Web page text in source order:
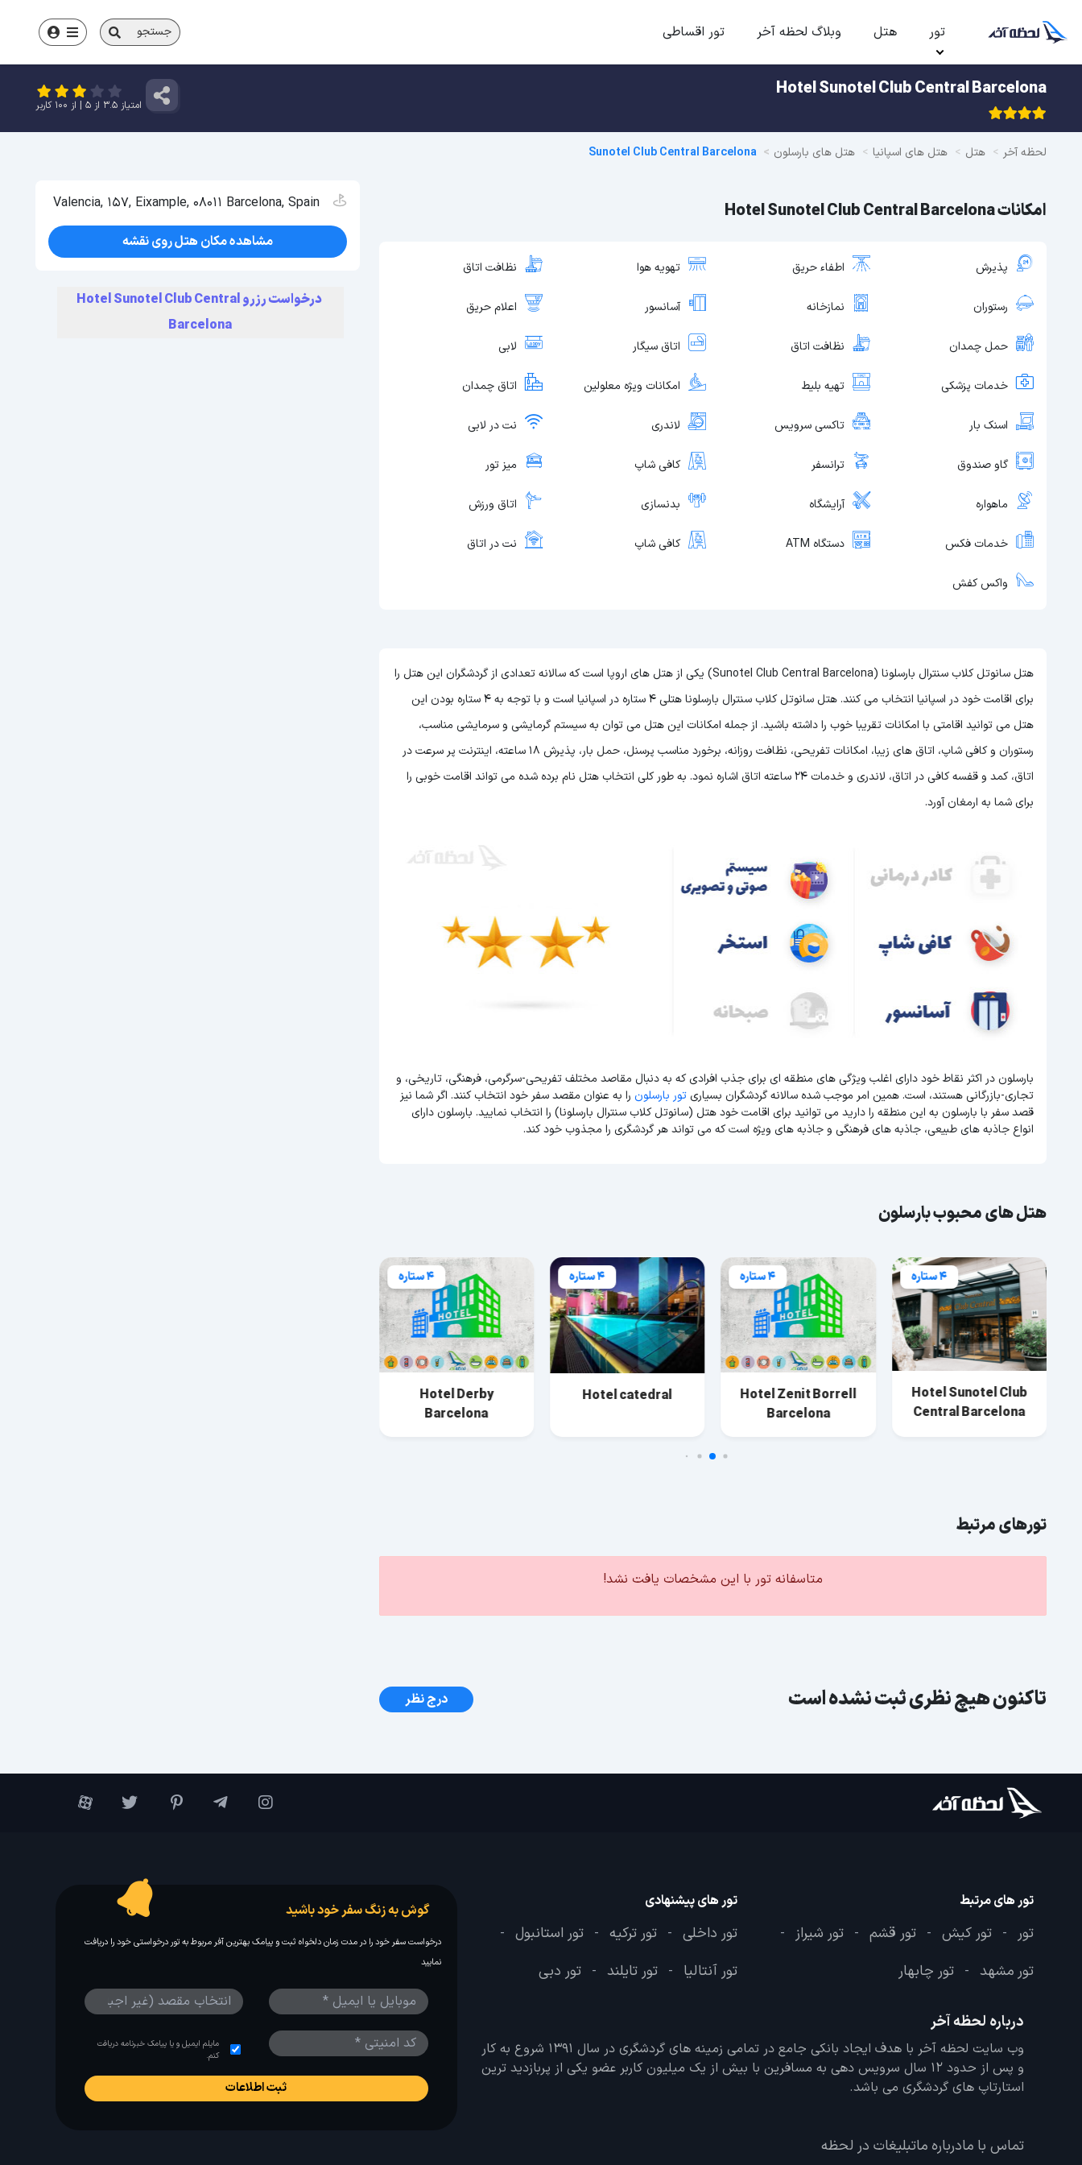
تور هتل وبلاگ لحظه آخر تور اقساطی جستجو
Hotel Sunotel Club Central Barcelona
امتیاز 3.5 از 5 | از 100 کاربر
لحظه آخر هتل هتل های اسپانیا هتل های بارسلون Sunotel Club Central Barcelona
امکانات Hotel Sunotel Club Central Barcelona
پذیرش اطفاء حریق تهویه هوا نظافت اتاق
رستوران نمازخانه آسانسور اعلام حریق
حمل چمدان نظافت اتاق اتاق سیگار لابی
خدمات پزشکی تهیه بلیط امکانات ویژه معلولین اتاق چمدان
اسنک بار تاکسی سرویس لاندری نت در لابی
گاو صندوق ترانسفر کافی شاپ میز تور
ماهواره آرایشگاه بدنسازی اتاق ورزش
خدمات فکس دستگاه ATM کافی شاپ نت در اتاق
واکس کفش
هتل سانوتل کلاب سنترال بارسلونا (Sunotel Club Central Barcelona) یکی از هتل های اروپا است که سالانه تعدادی از گردشگران این هتل را
برای اقامت خود در اسپانیا انتخاب می کنند. هتل سانوتل کلاب سنترال بارسلونا هتلی 4 ستاره در اسپانیا است و با توجه به 4 ستاره بودن این
هتل می توانید اقامتی با امکانات تقریبا خوب را داشته باشید. از جمله امکانات این هتل می توان به سیستم گرمایشی و سرمایشی مناسب،
رستوران و کافی شاپ، اتاق های زیبا، امکانات تفریحی، نظافت روزانه، برخورد مناسب پرسنل، حمل بار، پذیرش 18 ساعته، اینترنت پر سرعت در
اتاق، کمد و قفسه کافی در اتاق، لاندری و خدمات 24 ساعته اتاق اشاره نمود. به طور کلی انتخاب هتل نام برده شده می تواند اقامت خوبی را
برای شما به ارمغان آورد.
بارسلون در اکثر نقاط خود دارای اغلب ویژگی های منطقه ای برای جذب افرادی که به دنبال مقاصد مختلف تفریحی-سرگرمی، فرهنگی، تاریخی، و
تجاری-بازرگانی هستند، است. همین امر موجب شده سالانه گردشگران بسیاریتور بارسلون را به عنوان مقصد سفر خود انتخاب کنند. اگر شما نیز
قصد سفر با بارسلون به این منطقه را دارید می توانید برای اقامت خود هتل (سانوتل کلاب سنترال بارسلونا) را انتخاب نمایید. بارسلون دارای
انواع جاذبه های طبیعی، جاذبه های فرهنگی و جاذبه های ویژه است که می تواند هر گردشگری را مجذوب خود کند.
هتل های محبوب بارسلون
4 ستاره
Hotel Sunotel Club
Central Barcelona
4 ستاره
Hotel Zenit Borrell
Barcelona
4 ستاره
Hotel catedral
4 ستاره
Hotel Derby
Barcelona
تورهای مرتبط
متاسفانه تور با این مشخصات یافت نشد!
تاکنون هیچ نظری ثبت نشده است درج نظر
Valencia, 157, Eixample, 08011 Barcelona, Spain
مشاهده مکان هتل روی نقشه
درخواست رزرو Hotel Sunotel Club Central
Barcelona
تور های مرتبط
تور - تور کیش - تور قشم - تور شیراز -
تور مشهد - تور چابهار
تور های پیشنهادی
تور داخلی - تور ترکیه - تور استانبول -
تور آنتالیا - تور تایلند - تور دبی
درباره لحظه آخر
وب سایت لحظه آخر با هدف ایجاد بانکی جامع در تمامی زمینه های گردشگری در سال 1391 شروع به کار
و پس از حدود 12 سال سرویس دهی به مسافرین با بیش از یک میلیون کاربر عضو یکی از پربازدید ترین
استارتاپ های گردشگری می باشد.
تماس با مادرباره ماتبلیغات در لحظه
گوش به زنگ سفر خود باشید
درخواست سفر خود را در مدت زمان دلخواه ثبت و پیامک بهترین آفر مربوط به تور درخواستی خود را دریافت
نمایید
مایلم ایمیل و یا پیامک خبرنامه دریافت
کنم.